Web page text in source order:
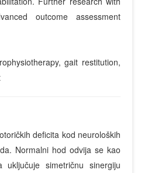
outcome assessment
gait restitution,
deficita kod neuroloških
Normalni hod odvija se kao
uključuje simetričnu sinergiju